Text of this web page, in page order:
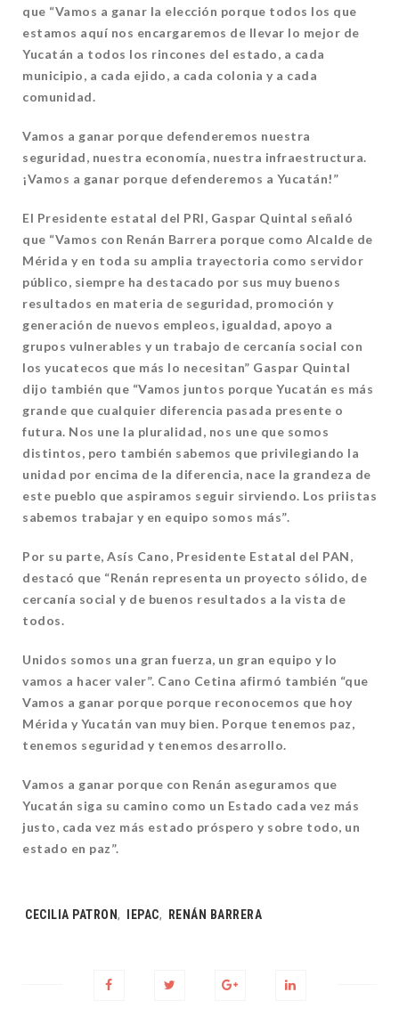
que “Vamos a ganar la elección porque todos los que
estamos aquí nos encargaremos de llevar lo mejor de
Yucatán a todos los rincones del estado, a cada
municipio, a cada ejido, a cada colonia y a cada
comunidad.
Vamos a ganar porque defenderemos nuestra
seguridad, nuestra economía, nuestra infraestructura.
¡Vamos a ganar porque defenderemos a Yucatán!”
El Presidente estatal del PRI, Gaspar Quintal señaló
que “Vamos con Renán Barrera porque como Alcalde de
Mérida y en toda su amplia trayectoria como servidor
público, siempre ha destacado por sus muy buenos
resultados en materia de seguridad, promoción y
generación de nuevos empleos, igualdad, apoyo a
grupos vulnerables y un trabajo de cercanía social con
los yucatecos que más lo necesitan” Gaspar Quintal
dijo también que “Vamos juntos porque Yucatán es más
grande que cualquier diferencia pasada presente o
futura. Nos une la pluralidad, nos une que somos
distintos, pero también sabemos que privilegiando la
unidad por encima de la diferencia, nace la grandeza de
este pueblo que aspiramos seguir sirviendo. Los priistas
sabemos trabajar y en equipo somos más”.
Por su parte, Asís Cano, Presidente Estatal del PAN,
destacó que “Renán representa un proyecto sólido, de
cercanía social y de buenos resultados a la vista de
todos.
Unidos somos una gran fuerza, un gran equipo y lo
vamos a hacer valer”. Cano Cetina afirmó también “que
Vamos a ganar porque porque reconocemos que hoy
Mérida y Yucatán van muy bien. Porque tenemos paz,
tenemos seguridad y tenemos desarrollo.
Vamos a ganar porque con Renán aseguramos que
Yucatán siga su camino como un Estado cada vez más
justo, cada vez más estado próspero y sobre todo, un
estado en paz”.
Tags:
CECILIA PATRON, IEPAC, RENÁN BARRERA